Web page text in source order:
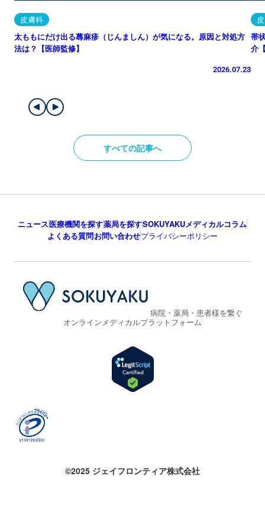
皮膚科
太ももにだけ出る蕁麻疹（じんましん）が気になる。原因と対処方
法は？【医師監修】
2026.07.23
帯
介
すべての記事へ
ニュース医療機関を探す薬局を探すSOKUYAKUメディカルコラム
よくある質問お問い合わせプライバシーポリシー
病院・薬局・患者様を繋ぐ
オンラインメディカルプラットフォーム
©2025 ジェイフロンティア株式会社